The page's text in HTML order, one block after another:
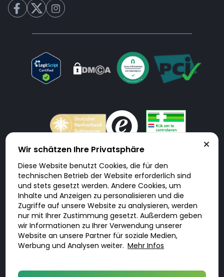
Doktorabc.com ist eine Vermittlungsplattform. Doktorabc ist ausdrücklich
keine Internetapotheke. Doktorabc bietet keine Medikamente oder
sonstige Produkte an oder liefert diese. Jegliche Informationen zu
Produkten, Medikamenten und Preisen auf der Internetseite beinhalten
kein Angebot von Doktorabc an Sie. Für die Einhaltung der in Ihrem Land
geltenden Gesetze und sonstigen Rechtsvorschriften sind Sie als Nutzer
selbst verantwortlich. Die Nutzung unseres Services auf Doktorabc durch
Sie erfolgt auf eigenes Risiko und in eigener Verantwortung. Sie erklären,
diese Internetseite aus eigener Initiative zu besuchen und zu nutzen.
Wir schätzen Ihre Privatsphäre
Diese Website benutzt Cookies, die für den
technischen Betrieb der Website erforderlich sind
und stets gesetzt werden. Andere Cookies, um
Inhalte und Anzeigen zu personalisieren und die
Zugriffe auf unsere Website zu analysieren, werden
nur mit Ihrer Zustimmung gesetzt. Außerdem geben
wir Informationen zu Ihrer Verwendung unserer
Website an unsere Partner für soziale Medien,
Werbung und Analysen weiter. Mehr Infos